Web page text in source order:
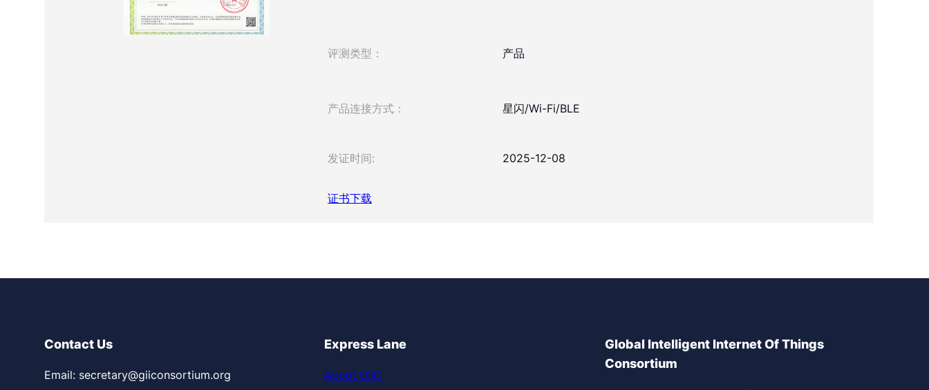
评测类型： 产品
产品连接方式： 星闪/Wi-Fi/BLE
发证时间: 2025-12-08
证书下载
Contact Us
Email: secretary@giiconsortium.org
Express Lane
About GIIC
Global Intelligent Internet Of Things
Consortium